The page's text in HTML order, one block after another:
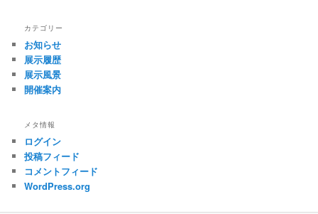
カテゴリー
お知らせ
展示履歴
展示風景
開催案内
メタ情報
ログイン
投稿フィード
コメントフィード
WordPress.org